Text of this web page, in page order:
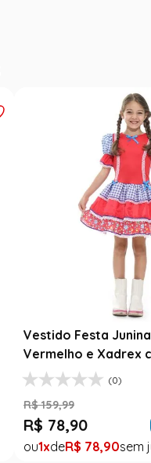
Vestido Festa
Vermelho e Xadrex
(0)
R$ 159,99
R$ 78,90
1 R$ 78,90